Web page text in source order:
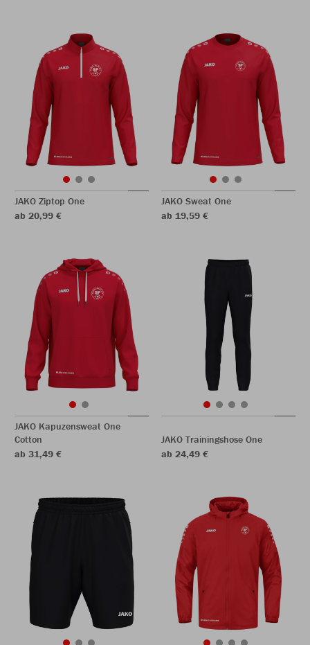
JAKO Ziptop One
ab 20,99 €
JAKO Sweat One
ab 19,59 €
JAKO Kapuzensweat One
Cotton
ab 31,49 €
JAKO Trainingshose One
ab 24,49 €